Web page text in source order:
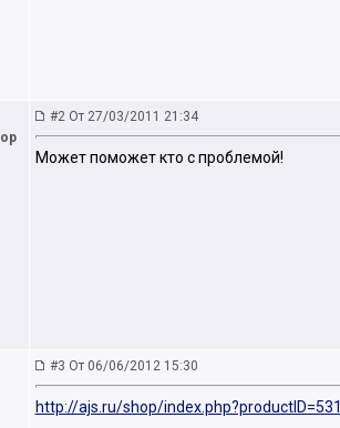
#2 От 27/03/2011 21:34
Может поможет кто с проблемой!
#3 От 06/06/2012 15:30
http://ajs.ru/shop/